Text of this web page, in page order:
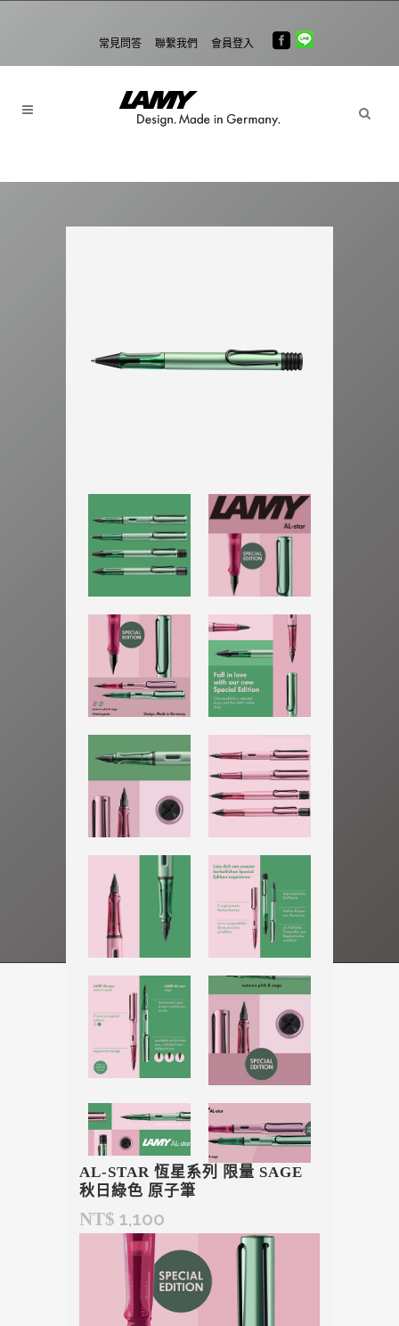
常見問答 聯繫我們 會員登入
AL-STAR 恆星系列 限量 SAGE
秋日綠色 原子筆
NT$ 1,100